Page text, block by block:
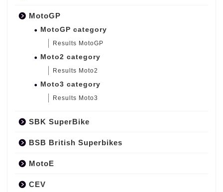
MotoGP
MotoGP category
Results MotoGP
Moto2 category
Results Moto2
Moto3 category
Results Moto3
SBK SuperBike
BSB British Superbikes
MotoE
CEV